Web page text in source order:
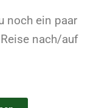
noch ein paar
nach/auf